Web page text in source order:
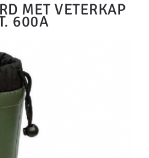
MET VETERKAP
600A